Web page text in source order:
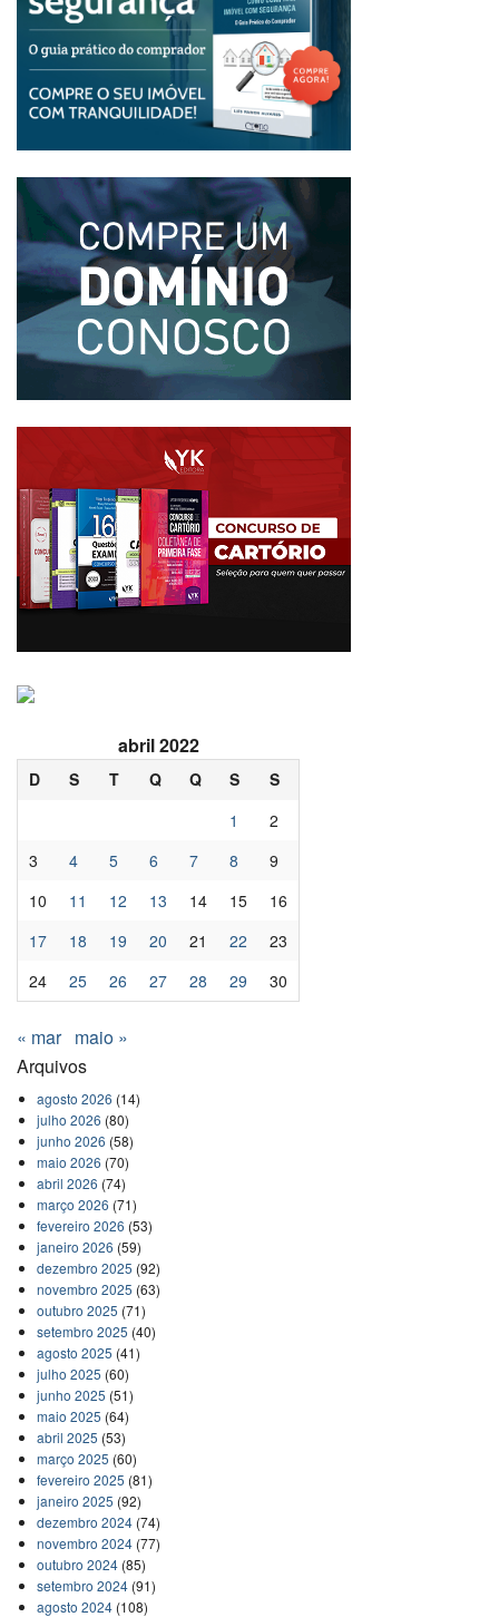
abril 2022
D S T Q Q S
S
1
2
3
4 5 6 7 8
9
10
11 12 13 14 15
16
17
18 19 20 21 22
23
24
25 26 27 28 29 30
« mar maio »
Arquivos
agosto 2026 (14)
julho 2026 (80)
junho 2026 (58)
maio 2026 (70)
abril 2026 (74)
março 2026 (71)
fevereiro 2026 (53)
janeiro 2026 (59)
dezembro 2025 (92)
novembro 2025 (63)
outubro 2025 (71)
setembro 2025 (40)
agosto 2025 (41)
julho 2025 (60)
junho 2025 (51)
maio 2025 (64)
abril 2025 (53)
março 2025 (60)
fevereiro 2025 (81)
janeiro 2025 (92)
dezembro 2024(74)
novembro 2024(77)
outubro 2024(85)
setembro 2024(91)
agosto 2024(108)